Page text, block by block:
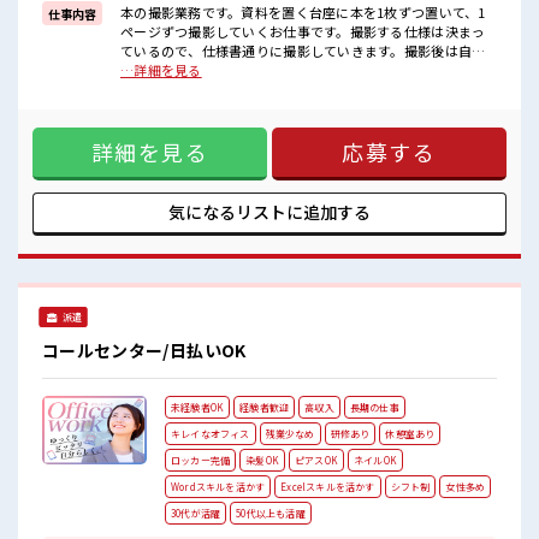
■職場の雰囲気
女性も活躍しやすい雰囲気の職場です！
派手すぎなければ多少のヘアカラーもOKなのはウレシイPoint☆
仕事内容
本の撮影業務です。資料を置く台座に本を1枚ずつ置いて、1
ページずつ撮影していくお仕事です。撮影する仕様は決まっ
ているので、仕様書通りに撮影していきます。撮影後は自分
でデータ化された画像をパソコンで自主チェックしてもら
本を挟んで撮影する。 ■お仕事PR ≪ビギナーさんもブランク
さんも安心≫ 丁寧な事前研修あり☆ ≪女性も仕事をしやすい
職場≫ もちろん男性の応募も歓迎！ ≪時間にメリハリを≫ 残
業はほとんどナシ！ 場合によってはお願いすることもありま
す♪ ≪週休2日制≫ 週末は家族や友人と一緒にプライベート
満喫！ ≪髪型自由≫ 基本的に髪色自由で明るすぎたり奇抜で
だらけの派遣のお仕事です！ ■職場の雰囲気 女性も活躍しや
すい雰囲気の職場です！ 派手すぎなければ多少のヘアカラー
…詳細を見る
詳細を見る 応募する
気になるリストに追加する
派遣
コールセンター/日払いOK
未経験者OK 経験者歓迎 高収入
長期の仕事
キレイなオフィス
残業少なめ 研修あり
休憩室あり
ロッカー完備
染髪OK ピアスOK
ネイルOK
Wordスキルを活かす
Excelスキルを活かす シフト制
女性多め
30代が活躍
50代以上も活躍